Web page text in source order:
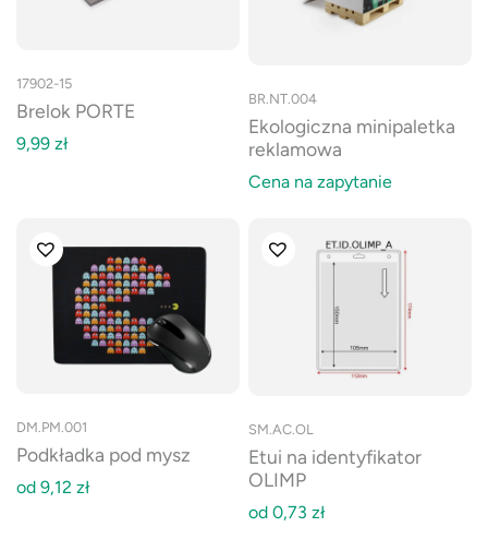
17902-15
Brelok PORTE
9,99 zł
BR.NT.004
Ekologiczna minipaletka
reklamowa
Cena na zapytanie
DM.PM.001
Podkładka pod mysz
od 9,12 zł
SM.AC.OL
Etui na identyfikator
OLIMP
od 0,73 zł